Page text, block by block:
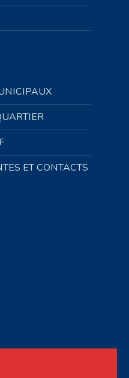
ET CONTACTS